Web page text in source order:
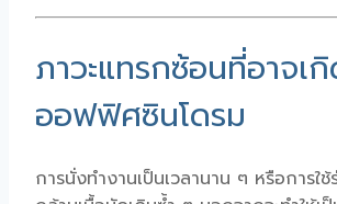
ภาวะแทรกซ้อนที่อาจเ
ออฟฟิศซินโดรม
การนั่งทำงานเป็นเวลานาน ๆ หรือการใ